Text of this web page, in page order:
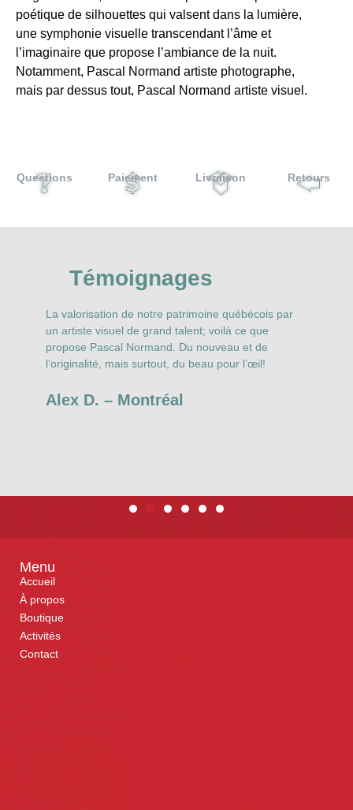
poétique de silhouettes qui valsent dans la lumière,
une symphonie visuelle transcendant l’âme et
l’imaginaire que propose l’ambiance de la nuit.
Notamment, Pascal Normand artiste photographe,
mais par dessus tout, Pascal Normand artiste visuel.
Questions Paiement Livraison Retours
Témoignages
La valorisation de notre patrimoine québécois par
un artiste visuel de grand talent; voilà ce que
propose Pascal Normand. Du nouveau et de
l’originalité, mais surtout, du beau pour l’œil!
Alex D. – Montréal
Menu
Accueil
À propos
Boutique
Activités
Contact